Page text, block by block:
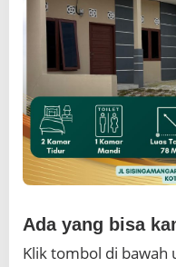
Ada yang bisa
Klik tombol di bawah